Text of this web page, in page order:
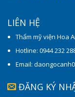
LIÊN HỆ
Thẩm mỹ viện Hoa
Hotline: 0944 232
Email:
ĐĂNG KÝ